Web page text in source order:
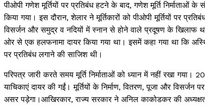
पीओपी गणेश मूर्तियों पर प्रतिबंध हटने के बाद, गणेश मूर्ति
किया गया। इस दौरान, शेलार ने मूर्तिकारों को पीओपी मूर्तियों पर
विसर्जन और समुद्र व नदियों में स्नान से होने वाले प्रदूषण के खिलाफ
ओर से एक हलफनामा दायर किया गया था। इसमें कहा गया था कि
पर प्रतिबंध लगाने की साजिश थी।
परिपत्र जारी करते समय मूर्ति निर्माताओं को ध्यान में नहीं रखा गया।
याचिकाएं दायर की गईं। मूर्तियों के निर्माण, वितरण, पूजा और
असर पड़ेगा।आखिरकार, राज्य सरकार ने अनिल काकोडकर की